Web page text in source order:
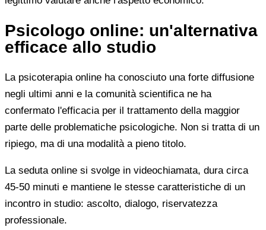
Psicologo online: un'alternativa
efficace allo studio
La psicoterapia online ha conosciuto una forte diffusione
negli ultimi anni e la comunità scientifica ne ha
confermato l'efficacia per il trattamento della maggior
parte delle problematiche psicologiche. Non si tratta di un
ripiego, ma di una modalità a pieno titolo.
La seduta online si svolge in videochiamata, dura circa
45-50 minuti e mantiene le stesse caratteristiche di un
incontro in studio: ascolto, dialogo, riservatezza
professionale.